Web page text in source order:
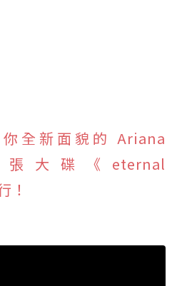
全新面貌的 Ariana
張大碟《eternal
！